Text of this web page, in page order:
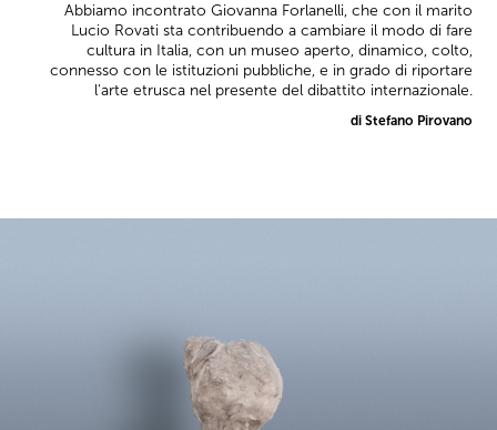
Abbiamo incontrato Giovanna Forlanelli, che con il marito
Lucio Rovati sta contribuendo a cambiare il modo di fare
cultura in Italia, con un museo aperto, dinamico, colto,
connesso con le istituzioni pubbliche, e in grado di riportare
l'arte etrusca nel presente del dibattito internazionale.
di Stefano Pirovano